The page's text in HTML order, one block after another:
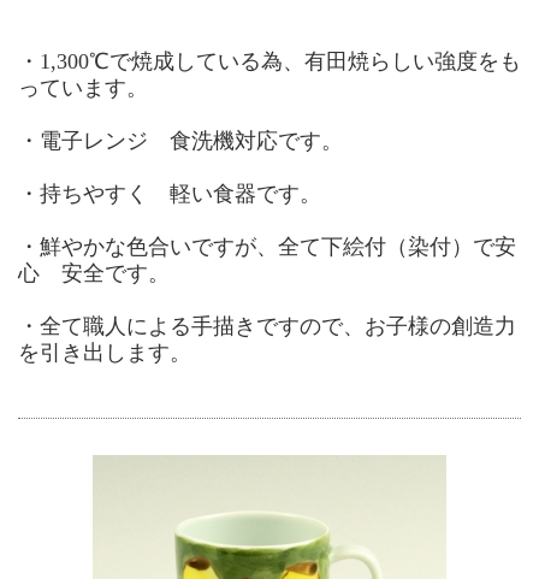
・1,300℃で焼成している為、有田焼らしい強度をも
っています。
・電子レンジ 食洗機対応です。
・持ちやすく 軽い食器です。
・鮮やかな色合いですが、全て下絵付（染付）で安
心 安全です。
・全て職人による手描きですので、お子様の創造力
を引き出します。